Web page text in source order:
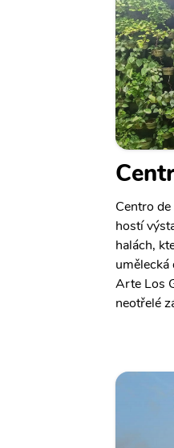
Centro
hostí
halách,
Arte Los
neotřelé